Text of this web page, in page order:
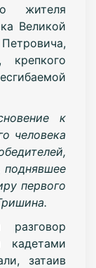
жителя
Великой
к
человека
первого
разговор
затаив